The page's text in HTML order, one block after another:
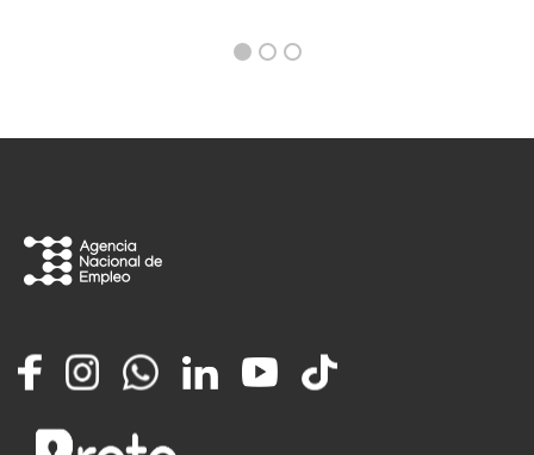
FacebookInstagramWhatsappLinkedInYouTube
TikTok